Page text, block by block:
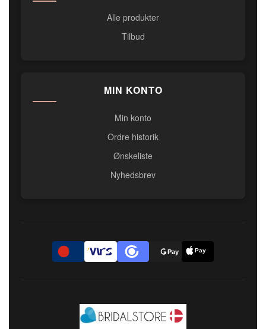
Alle produkter
Tilbud
MIN KONTO
Min konto
Ordre historik
Ønskeliste
Nyhedsbrev
D Pay Pay